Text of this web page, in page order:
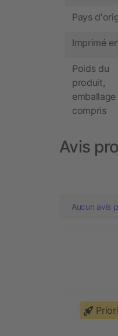
Pays
Imprimé en
Poids du
produit,
emballage
compris
Avis
Aucun avis